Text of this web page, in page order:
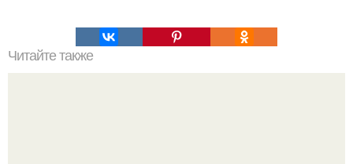
Читайте также